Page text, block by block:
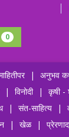
0
| अनुभव
| विनोदी | कृषी -
| संत-साहित्य |
| खेळ |